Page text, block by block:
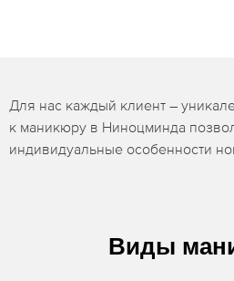
Для нас каждый клиент –
к маникюру в Ниноцминда
индивидуальные особенности
Виды